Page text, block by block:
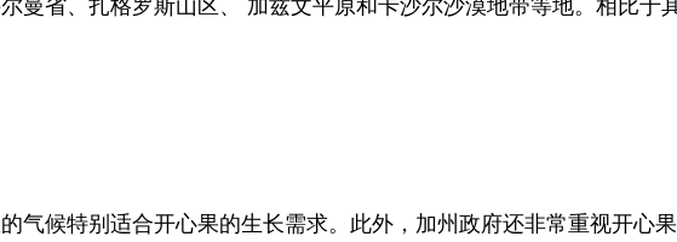
曼省、扎格罗斯山区、 加兹文平原和卡沙尔沙漠地带等地。相比于
气候特别适合开心果的生长需求。此外，加州政府还非常重视开心